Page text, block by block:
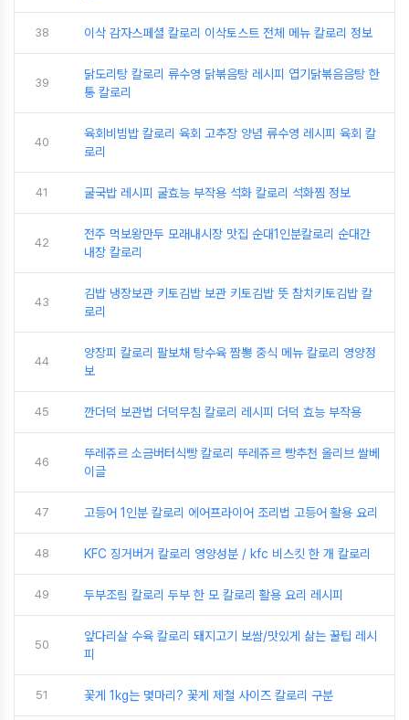
38 이삭 감자스페셜 칼로리 이삭토스트 전체 메뉴 칼로리 정보
39
닭도리탕 칼로리 류수영 닭볶음탕 레시피 엽기닭볶음음탕 한
통 칼로리
40
육회비빔밥 칼로리 육회 고추장 양념 류수영 레시피 육회 칼
로리
41 굴국밥 레시피 굴효능 부작용 석화 칼로리 석화찜 정보
42
전주 먹보왕만두 모래내시장 맛집 순대1인분칼로리 순대간
내장 칼로리
43
김밥 냉장보관 키토김밥 보관 키토김밥 뜻 참치키토김밥 칼
로리
44
양장피 칼로리 팔보채 탕수육 짬뽕 중식 메뉴 칼로리 영양정
보
45 깐더덕 보관법 더덕무침 칼로리 레시피 더덕 효능 부작용
46
뚜레쥬르 소금버터식빵 칼로리 뚜레쥬르 빵추천 올리브 쌀베
이글
47 고등어 1인분 칼로리 에어프라이어 조리법 고등어 활용 요리
48 KFC 징거버거 칼로리 영양성분 / kfc 비스킷 한 개 칼로리
49 두부조림 칼로리 두부 한 모 칼로리 활용 요리 레시피
50
앞다리살 수육 칼로리 돼지고기 보쌈/맛있게 삶는 꿀팁 레시
피
51 꽃게 1kg는 몇마리? 꽃게 제철 사이즈 칼로리 구분